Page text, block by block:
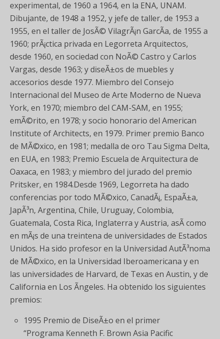
experimental, de 1960 a 1964, en la ENA, UNAM.
Dibujante, de 1948 a 1952, y jefe de taller, de 1953 a
1955, en el taller de JosÃ© VilagrÃ¡n GarcÃ­a, de 1955 a
1960; prÃ¡ctica privada en Legorreta Arquitectos,
desde 1960, en sociedad con NoÃ© Castro y Carlos
Vargas, desde 1963; y diseÃ±os de muebles y
accesorios desde 1977. Miembro del Consejo
Internacional del Museo de Arte Moderno de Nueva
York, en 1970; miembro del CAM-SAM, en 1955;
emÃ©rito, en 1978; y socio honorario del American
Institute of Architects, en 1979. Primer premio Banco
de MÃ©xico, en 1981; medalla de oro Tau Sigma Delta,
en EUA, en 1983; Premio Escuela de Arquitectura de
Oaxaca, en 1983; y miembro del jurado del premio
Pritsker, en 1984.Desde 1969, Legorreta ha dado
conferencias por todo MÃ©xico, CanadÃ¡, EspaÃ±a,
JapÃ³n, Argentina, Chile, Uruguay, Colombia,
Guatemala, Costa Rica, Inglaterra y Austria, asÃ­ como
en mÃ¡s de una treintena de universidades de Estados
Unidos. Ha sido profesor en la Universidad AutÃ³noma
de MÃ©xico, en la Universidad Iberoamericana y en
las universidades de Harvard, de Texas en Austin, y de
California en Los Ãngeles. Ha obtenido los siguientes
premios:
1995 Premio de DiseÃ±o en el primer
“Programa Kenneth F. Brown Asia Pacific